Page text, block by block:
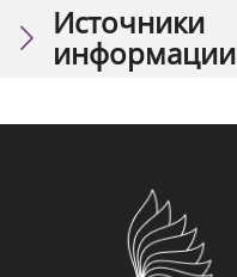
Источники
информации